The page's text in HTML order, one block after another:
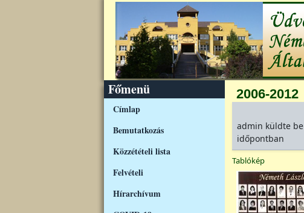
Főmenü
Címlap
Bemutatkozás
Közzétételi lista
Felvételi
Hírarchívum
2006-2012
admin küldte be
időpontban
Tablókép